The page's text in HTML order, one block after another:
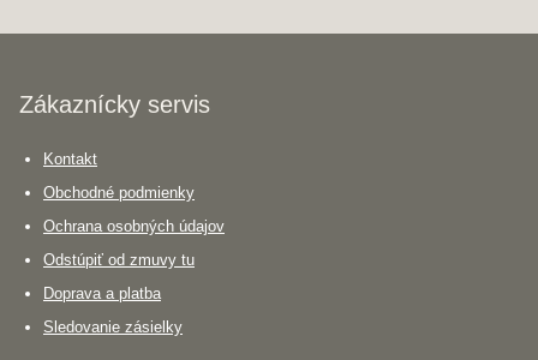
Zákaznícky servis
Kontakt
Obchodné podmienky
Ochrana osobných údajov
Odstúpiť od zmuvy tu
Doprava a platba
Sledovanie zásielky